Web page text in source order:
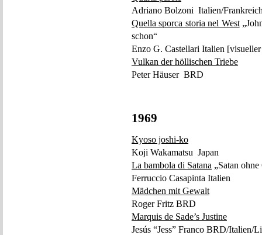
Adriano Bolzoni Italien/
Quella sporca storia nel West
schon“
Enzo G. Castellari Italien
Vulkan der höllischen Triebe
Peter Häuser BRD
1969
Kyoso joshi-ko
Koji Wakamatsu Japan
La bambola di Satana „Satan
Ferruccio Casapinta Italien
Mädchen mit Gewalt
Roger Fritz BRD
Marquis de Sade’s Justine
Jesús “Jess” Franco BRD/Italien/